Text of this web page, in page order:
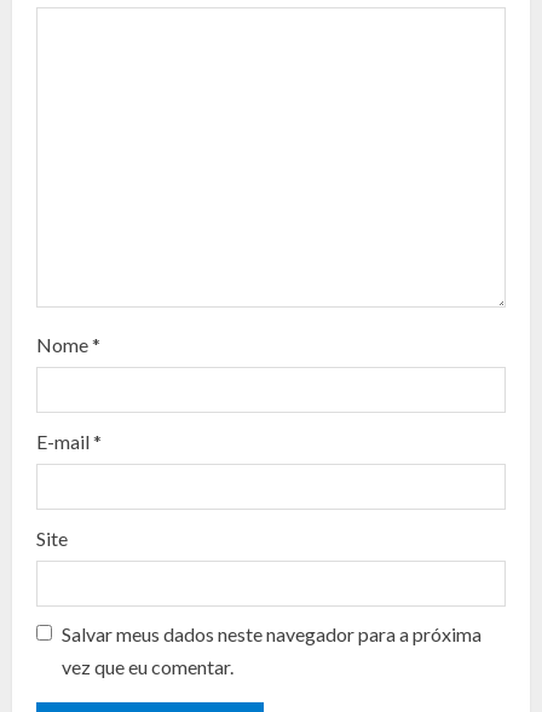
a
d
n
g
Nome*
E-mail*
Site
Salvar meus dados neste navegador para a próxima
vez que eu comentar.